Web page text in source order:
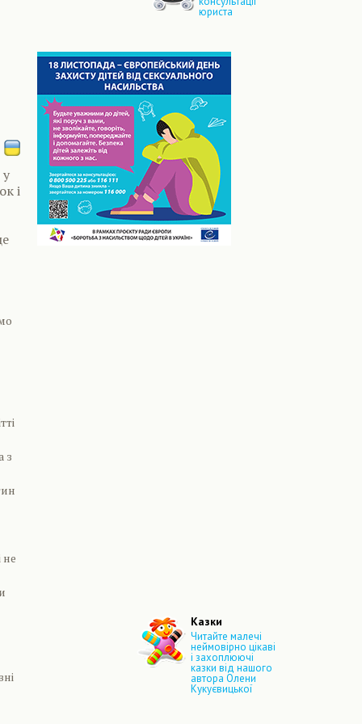
юриста
і
з
не
Казки
Читайте малечі
неймовірно цікаві
і захоплюючі
казки від нашого
автора Олени
Кукуєвицької